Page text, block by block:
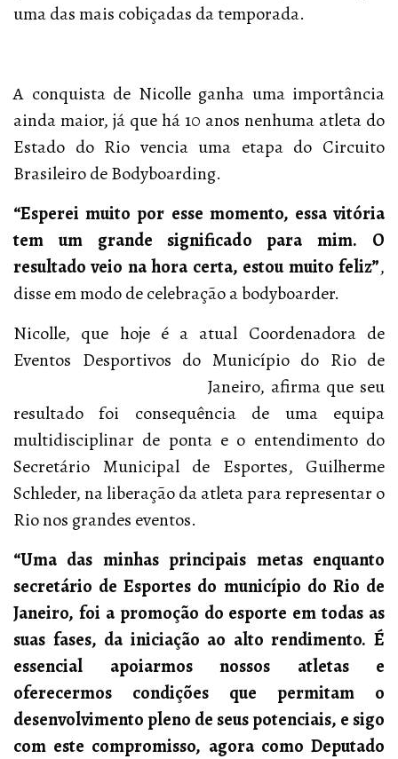
uma das mais cobiçadas da temporada.
A conquista de Nicolle ganha uma importância
ainda maior, já que há 10 anos nenhuma atleta do
Estado do Rio vencia uma etapa do Circuito
Brasileiro de Bodyboarding.
“Esperei muito por esse momento, essa vitória
tem um grande significado para mim. O
resultado veio na hora certa, estou muito feliz”,
disse em modo de celebração a bodyboarder.
Nicolle, que hoje é a atual Coordenadora de
Eventos Desportivos do Município do Rio de
Janeiro, afirma que seu
resultado foi consequência de uma equipa
multidisciplinar de ponta e o entendimento do
Secretário Municipal de Esportes, Guilherme
Schleder, na liberação da atleta para representar o
Rio nos grandes eventos.
“Uma das minhas principais metas enquanto
secretário de Esportes do município do Rio de
Janeiro, foi a promoção do esporte em todas as
suas fases, da iniciação ao alto rendimento. É
essencial apoiarmos nossos atletas e
oferecermos condições que permitam o
desenvolvimento pleno de seus potenciais, e sigo
com este compromisso, agora como Deputado